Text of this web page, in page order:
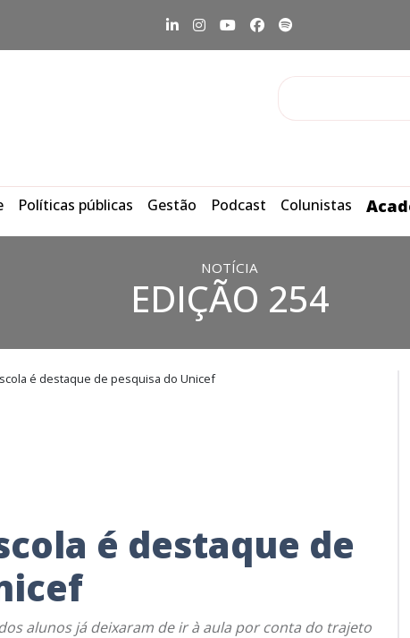
Políticas públicas Gestão Podcast Colunistas
NOTÍCIA
EDIÇÃO 254
é destaque de pesquisa do Unicef
é destaque de
alunos já deixaram de ir à aula por conta do trajeto